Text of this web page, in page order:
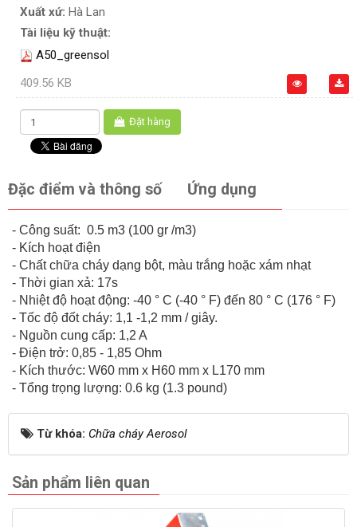
Xuất xứ: Hà Lan
Tài liệu kỹ thuật:
A50_greensol
409.56 KB
Đặt hàng
Đặc điểm và thông số Ứng dụng
- Công suất: 0.5 m3 (100 gr /m3)
- Kích hoạt điện
- Chất chữa cháy dạng bột, màu trắng hoặc xám nhạt
- Thời gian xả: 17s
- Nhiệt độ hoạt động: -40 ° C (-40 ° F) đến 80 ° C (176 ° F)
- Tốc độ đốt cháy: 1,1 -1,2 mm / giây.
- Nguồn cung cấp: 1,2 A
- Điện trở: 0,85 - 1,85 Ohm
- Kích thước: W60 mm x H60 mm x L170 mm
- Tổng trọng lượng: 0.6 kg (1.3 pound)
Từ khóa: Chữa cháy Aerosol
Sản phẩm liên quan